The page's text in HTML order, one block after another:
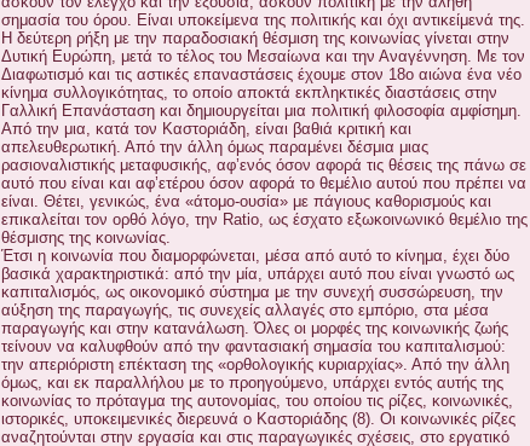
σημασία του όρου. Είναι υποκείμενα της πολιτικής και όχι αντικείμενά της.
Η δεύτερη ρήξη με την παραδοσιακή θέσμιση της κοινωνίας γίνεται στην
Δυτική Ευρώπη, μετά το τέλος του Μεσαίωνα και την Αναγέννηση. Με τον
Διαφωτισμό και τις αστικές επαναστάσεις έχουμε στον 18ο αιώνα ένα νέο
κίνημα συλλογικότητας, το οποίο αποκτά εκπληκτικές διαστάσεις στην
Γαλλική Επανάσταση και δημιουργείται μια πολιτική φιλοσοφία αμφίσημη.
Από την μια, κατά τον Καστοριάδη, είναι βαθιά κριτική και
απελευθερωτική. Από την άλλη όμως παραμένει δέσμια μιας
ρασιοναλιστικής μεταφυσικής, αφ’ενός όσον αφορά τις θέσεις της πάνω σε
αυτό που είναι και αφ’ετέρου όσον αφορά το θεμέλιο αυτού που πρέπει να
είναι. Θέτει, γενικώς, ένα «άτομο-ουσία» με πάγιους καθορισμούς και
επικαλείται τον ορθό λόγο, την Ratio, ως έσχατο εξωκοινωνικό θεμέλιο της
θέσμισης της κοινωνίας.
Έτσι η κοινωνία που διαμορφώνεται, μέσα από αυτό το κίνημα, έχει δύο
βασικά χαρακτηριστικά: από την μία, υπάρχει αυτό που είναι γνωστό ως
καπιταλισμός, ως οικονομικό σύστημα με την συνεχή συσσώρευση, την
αύξηση της παραγωγής, τις συνεχείς αλλαγές στο εμπόριο, στα μέσα
παραγωγής και στην κατανάλωση. Όλες οι μορφές της κοινωνικής ζωής
τείνουν να καλυφθούν από την φαντασιακή σημασία του καπιταλισμού:
την απεριόριστη επέκταση της «ορθολογικής κυριαρχίας». Από την άλλη
όμως, και εκ παραλλήλου με το προηγούμενο, υπάρχει εντός αυτής της
κοινωνίας το πρόταγμα της αυτονομίας, του οποίου τις ρίζες, κοινωνικές,
ιστορικές, υποκειμενικές διερευνά ο Καστοριάδης (8). Οι κοινωνικές ρίζες
αναζητούνται στην εργασία και στις παραγωγικές σχέσεις, στο εργατικό